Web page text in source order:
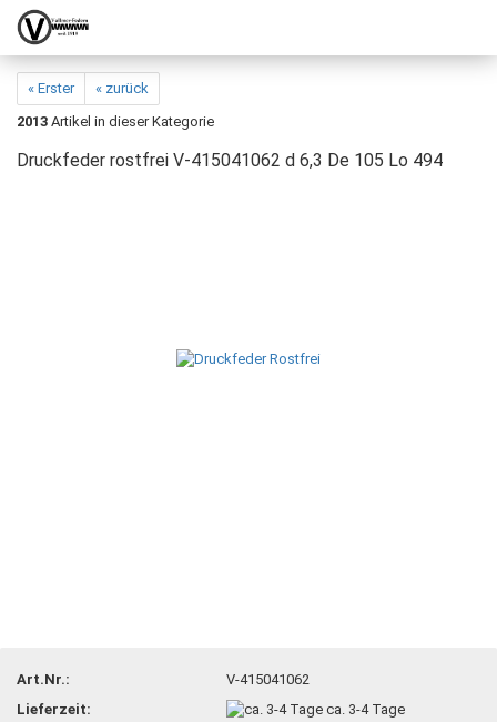
« Erster
« zurück
2013 Artikel in dieser Kategorie
Druckfeder rostfrei V-415041062 d 6,3 De 105 Lo 494
Art.Nr.:
V-415041062
Lieferzeit:
ca. 3-4 Tage